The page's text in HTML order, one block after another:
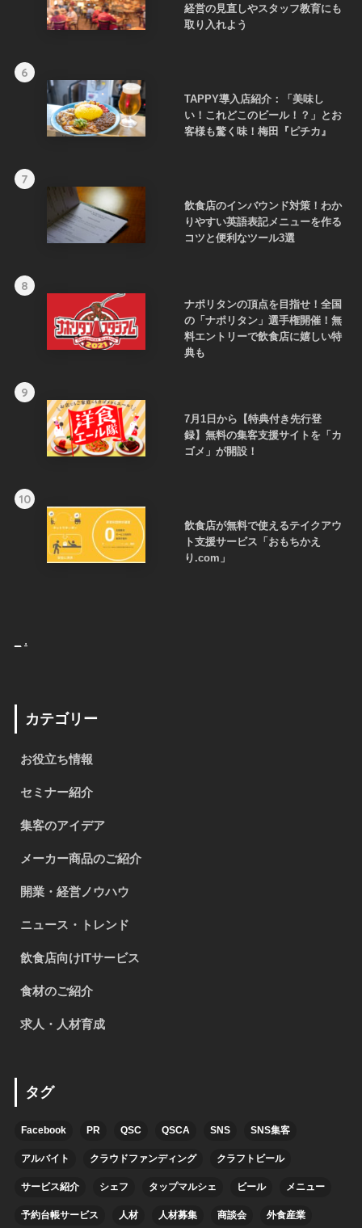
経営の見直しやスタッフ教育にも
取り入れよう
6
TAPPY導入店紹介：「美味し
い！これどこのビール！？」とお
客様も驚く味！梅田『ピチカ』
7
飲食店のインバウンド対策！わか
りやすい英語表記メニューを作る
コツと便利なツール3選
8
ナポリタンの頂点を目指せ！全国
の「ナポリタン」選手権開催！無
料エントリーで飲食店に嬉しい特
典も
9
7月1日から【特典付き先行登
録】無料の集客支援サイトを「カ
ゴメ」が開設！
10
飲食店が無料で使えるテイクアウ
ト支援サービス「おもちかえ
り.com」
.
カテゴリー
お役立ち情報
セミナー紹介
集客のアイデア
メーカー商品のご紹介
開業・経営ノウハウ
ニュース・トレンド
飲食店向けITサービス
食材のご紹介
求人・人材育成
タグ
Facebook PR QSC QSCA SNS SNS集客
アルバイト クラウドファンディング クラフトビール
サービス紹介 シェフ タップマルシェ ビール メニュー
予約台帳サービス 人材 人材募集 商談会 外食産業